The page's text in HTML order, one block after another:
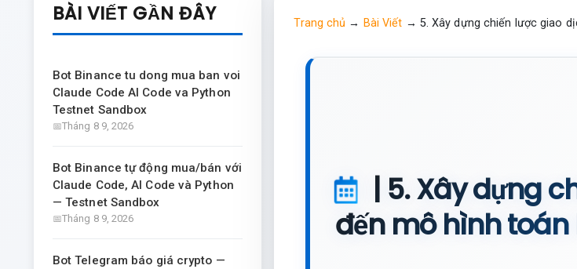
BÀI VIẾT GẦN ĐÂY
Bot Binance tu dong mua ban voi
Claude Code AI Code va Python
Testnet Sandbox
Tháng 8 9, 2026
Bot Binance tự động mua/bán với
Claude Code, AI Code và Python
— Testnet Sandbox
Tháng 8 9, 2026
Bot Telegram báo giá crypto —
Trang chủ → Bài Viết → 5. Xây dựng chiến lược giao
| 5. Xây dựng
đến mô hình toán